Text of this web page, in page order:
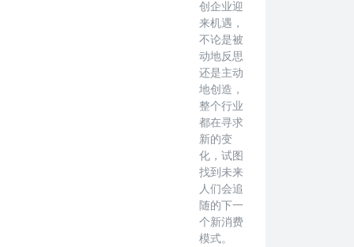
创企业迎
来机遇，
不论是被
动地反思
还是主动
地创造，
整个行业
都在寻求
新的变
化，试图
找到未来
人们会追
随的下一
个新消费
模式。